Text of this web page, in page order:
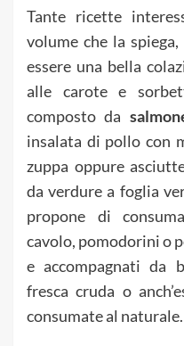
Tante ricette
volume che la
essere una bella
alle carote e
composto da
insalata di pollo con
zuppa oppure
da verdure a foglia
propone di
cavolo, pomodorini o
e accompagnati da
fresca cruda o
consumate al naturale.